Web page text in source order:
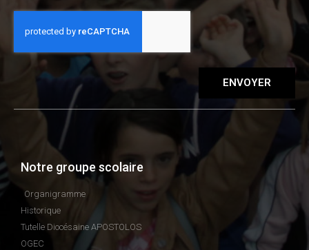
ENVOYER
Notre groupe scolaire
Organigramme
Historique
Tutelle Diocésaine APOSTOLOS
OGEC